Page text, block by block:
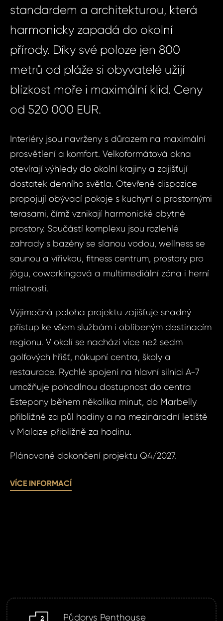
standardem a architekturou, která
harmonicky zapadá do okolní
přírody. Díky své poloze jen 800
metrů od pláže si obyvatelé užijí
blízkost moře i maximální klid. Ceny
od 520 000 EUR.
Interiéry jsou navrženy s důrazem na maximální
prosvětlení a komfort. Velkoformátová okna
otevírají výhledy do okolní krajiny a zajišťují
dostatek denního světla. Otevřené dispozice
propojují obývací pokoje s kuchyní a prostornými
terasami, čímž vznikají harmonické obytné
prostory. Součástí komplexu jsou rozlehlé
zahrady s bazény se slanou vodou, wellness se
saunou a vířivkou, fitness centrum, prostory pro
jógu, coworkingová a multimediální zóna i herní
místnosti.
Výjimečná poloha projektu zajišťuje snadný
přístup ke všem službám i oblíbeným destinacím
regionu. V okolí se nachází více než sedm
golfových hřišť, nákupní centra, školy a
restaurace. Rychlé spojení na hlavní silnici A-7
umožňuje pohodlnou dostupnost do centra
Estepony během několika minut, do Marbelly
přibližně za půl hodiny a na mezinárodní letiště
v Malaze přibližně za hodinu.
Plánované dokončení projektu Q4/2027.
VÍCE INFORMACÍ
Půdorys Penthouse
Estepona